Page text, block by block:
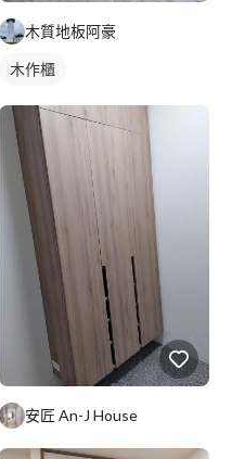
木質地板阿豪
木作櫃
安匠 An-J House